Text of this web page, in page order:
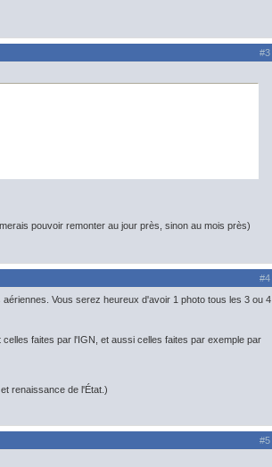
#3
pouvoir remonter au jour près, sinon au mois près)
#4
Vous serez heureux d'avoir 1 photo tous les 3 ou 4
faites par l'IGN, et aussi celles faites par exemple par
renaissance de l'État.)
#5